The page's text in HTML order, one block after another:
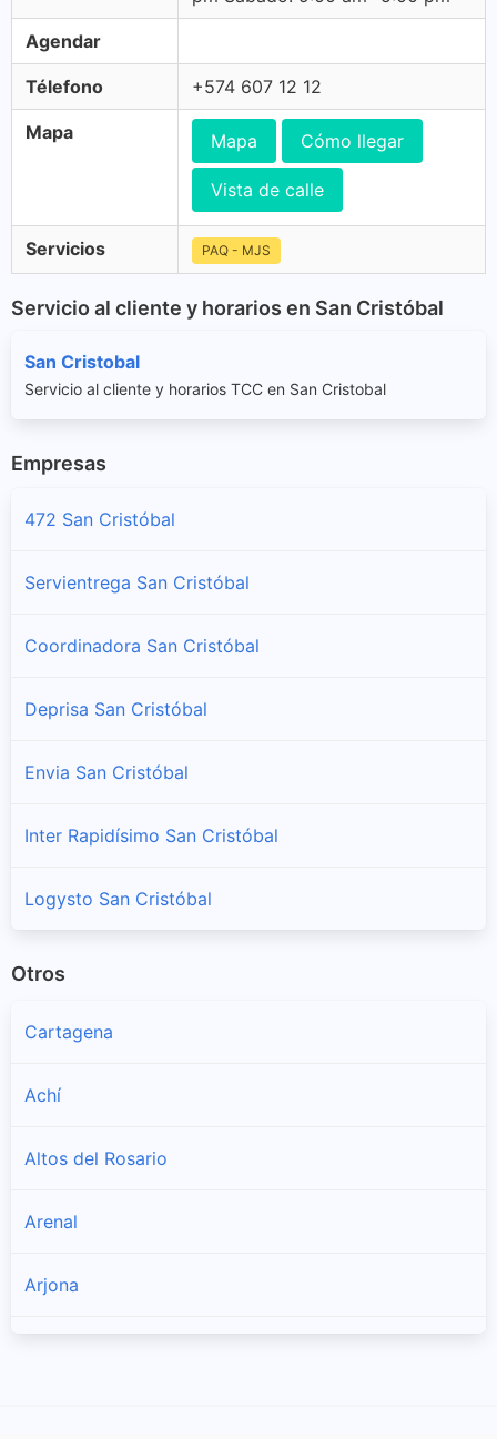
Agendar
Télefono +574 607 12 12
Mapa Mapa Cómo llegar
Vista de calle
Servicios PAQ - MJS
Servicio al cliente y horarios en San Cristóbal
San Cristobal
Servicio al cliente y horarios TCC en San Cristobal
Empresas
472 San Cristóbal
Servientrega San Cristóbal
Coordinadora San Cristóbal
Deprisa San Cristóbal
Envia San Cristóbal
Inter Rapidísimo San Cristóbal
Logysto San Cristóbal
Otros
Cartagena
Achí
Altos del Rosario
Arenal
Arjona